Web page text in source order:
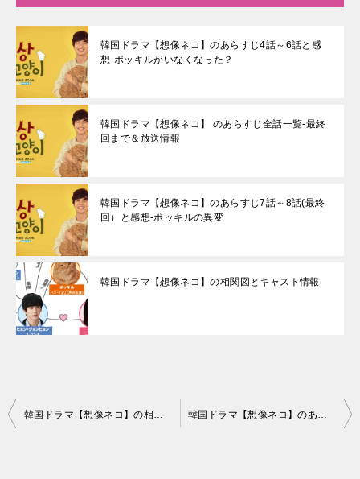
韓国ドラマ【想像ネコ】のあらすじ4話～6話と感
想-ポッキルがいなくなった？
韓国ドラマ【想像ネコ】 のあらすじ全話一覧-最終
回まで＆放送情報
韓国ドラマ【想像ネコ】のあらすじ7話～8話(最終
回）と感想-ポッキルの異変
韓国ドラマ【想像ネコ】の相関図とキャスト情報
投
韓国ドラマ【想像ネコ】の相関図とキャスト情報 韓国ドラマ【想像ネコ】のあらすじ4話～6話と感想-ポッキルがいなくなった？